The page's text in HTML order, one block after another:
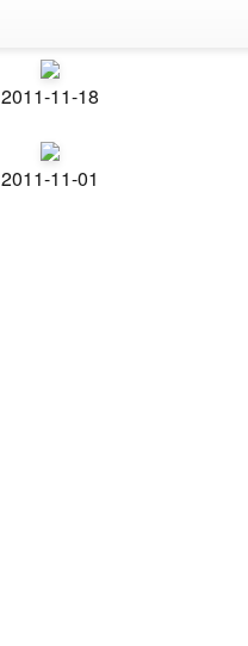
2011-11-18
2011-11-01